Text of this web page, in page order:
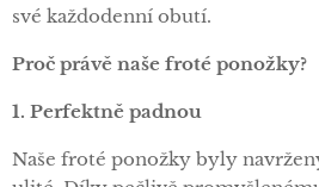
své každodenní obutí.
Proč právě naše froté ponožky?
1. Perfektně padnou
Naše froté ponožky byly